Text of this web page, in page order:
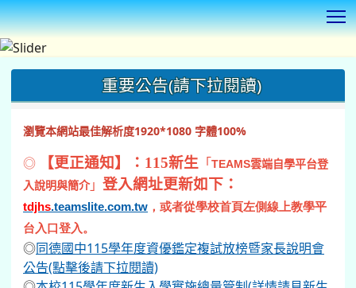
重要公告(請下拉閱讀)
瀏覽本網站最佳解析度1920*1080 字體100%
◎ 【更正通知】：115新生 「 TEAMS雲端自學平台登
入說明與簡介」 登入網址更新如下：
tdjhs.teamslite.com.tw ，或者從學校首頁左側線上教學平
台入口登入。
◎同德國中115學年度資優鑑定複試放榜暨家長說明會
公告(點擊後請下拉閱讀)